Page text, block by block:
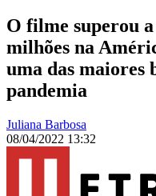
O filme superou
milhões na
uma das maiores
pandemia
Juliana Barbosa
08/04/2022 13:32